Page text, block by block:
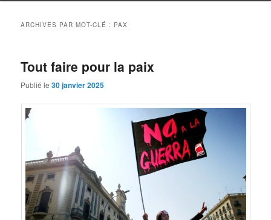
ARCHIVES PAR MOT-CLÉ : PAX
Tout faire pour la paix
Publié le30 janvier 2025